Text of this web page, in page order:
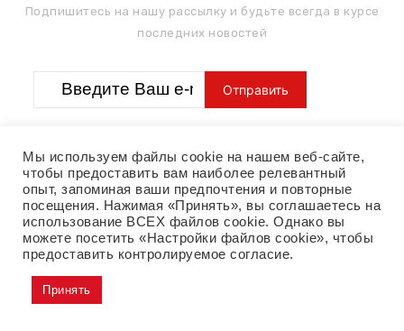
Подпишитесь на нашу рассылку и будьте всегда в курсе
последних новостей
MADE BY
Мы используем файлы cookie на нашем веб-сайте,
чтобы предоставить вам наиболее релевантный
опыт, запоминая ваши предпочтения и повторные
посещения. Нажимая «Принять», вы соглашаетесь на
использование ВСЕХ файлов cookie. Однако вы
можете посетить «Настройки файлов cookie», чтобы
предоставить контролируемое согласие.
Принять